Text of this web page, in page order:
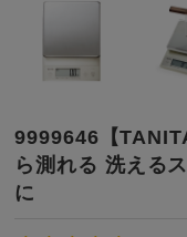
9999646【
ら測れる 洗える
に